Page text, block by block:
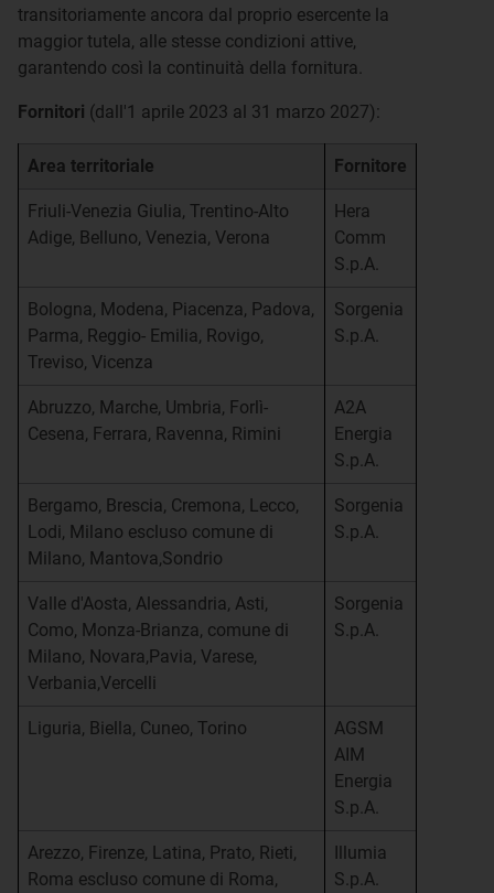
transitoriamente ancora dal proprio esercente la
maggior tutela, alle stesse condizioni attive,
garantendo così la continuità della fornitura.
Fornitori (dall'1 aprile 2023 al 31 marzo 2027):
Area territoriale Fornitore
Friuli-Venezia Giulia, Trentino-Alto
Adige, Belluno, Venezia, Verona
Hera
Comm
S.p.A.
Bologna, Modena, Piacenza, Padova,
Parma, Reggio- Emilia, Rovigo,
Treviso, Vicenza
Sorgenia
S.p.A.
Abruzzo, Marche, Umbria, Forlì-
Cesena, Ferrara, Ravenna, Rimini
A2A
Energia
S.p.A.
Bergamo, Brescia, Cremona, Lecco,
Lodi, Milano escluso comune di
Milano, Mantova,Sondrio
Sorgenia
S.p.A.
Valle d'Aosta, Alessandria, Asti,
Como, Monza-Brianza, comune di
Milano, Novara,Pavia, Varese,
Verbania,Vercelli
Sorgenia
S.p.A.
Liguria, Biella, Cuneo, Torino
AGSM
AIM
Energia
S.p.A.
Arezzo, Firenze, Latina, Prato, Rieti,
Roma escluso comune di Roma,
Illumia
S.p.A.